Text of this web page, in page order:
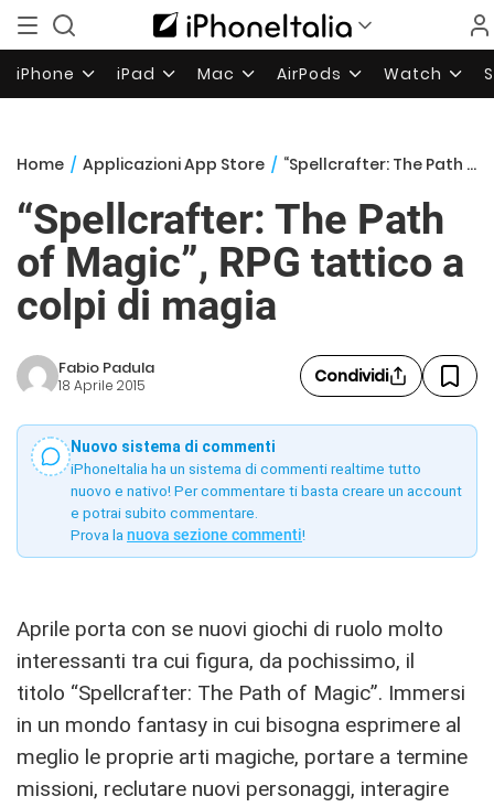
iPhone iPad Mac AirPods Watch
Home / Applicazioni App Store / “Spellcrafter: The Path of Magic”, RPG tattico a colpi di magia
“Spellcrafter: The Path
of Magic”, RPG tattico a
colpi di magia
Fabio Padula
18 Aprile 2015 Condividi
Nuovo sistema di commenti
iPhoneItalia ha un sistema di commenti realtime tutto
nuovo e nativo! Per commentare ti basta creare un account
e potrai subito commentare.
Prova la nuova sezione commenti!
Aprile porta con se nuovi giochi di ruolo molto
interessanti tra cui figura, da pochissimo, il
titolo “Spellcrafter: The Path of Magic”. Immersi
in un mondo fantasy in cui bisogna esprimere al
meglio le proprie arti magiche, portare a termine
missioni, reclutare nuovi personaggi, interagire